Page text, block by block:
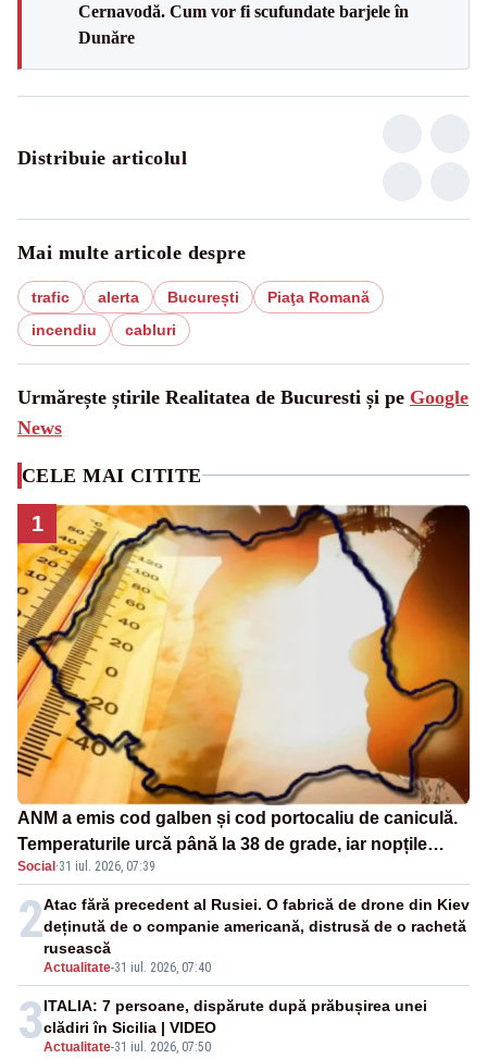
Cernavodă. Cum vor fi scufundate barjele în
Dunăre
Distribuie articolul
Mai multe articole despre
trafic alerta București
Piaţa Romană
incendiu
cabluri
Urmărește știrile Realitatea de Bucuresti și pe Google
News
CELE MAI CITITE
1
ANM a emis cod galben și cod portocaliu de caniculă.
Temperaturile urcă până la 38 de grade, iar nopțile
devin tropicale
Social ·31 iul. 2026, 07:39
2
Actualitate-31 iul. 2026, 07:40
Atac fără precedent al Rusiei. O fabrică de drone din Kiev
deținută de o companie americană, distrusă de o rachetă
rusească
3Actualitate-31 iul. 2026, 07:50
ITALIA: 7 persoane, dispărute după prăbușirea unei
clădiri în Sicilia | VIDEO